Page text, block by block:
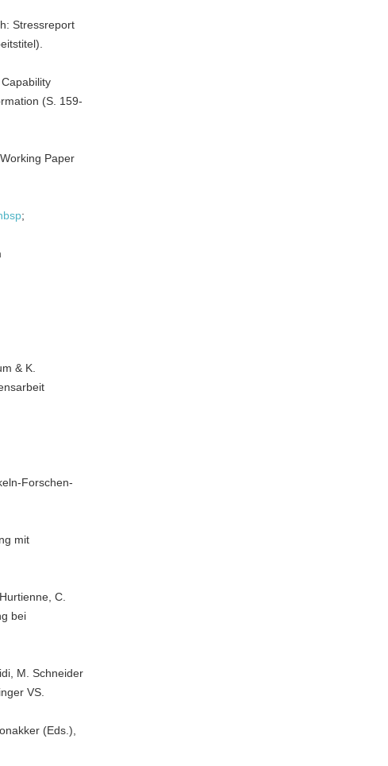
Stressreport
(S. 159-
Paper
;
& K.
Forschen-
mit
C.
bei
M. Schneider
VS.
(Eds.),